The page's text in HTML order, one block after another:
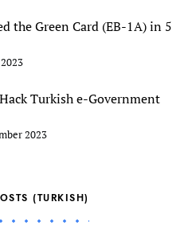
the Green Card (EB-1A) in 5
Turkish e-Government
2023
(TURKISH)